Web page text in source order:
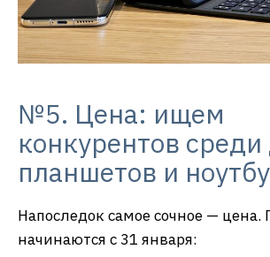
№5. Цена: ищем
конкурентов среди
планшетов и
Напоследок самое сочное — цена.
начинаются с 31 января: